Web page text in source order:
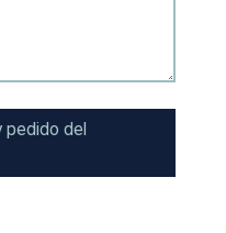
pedido del